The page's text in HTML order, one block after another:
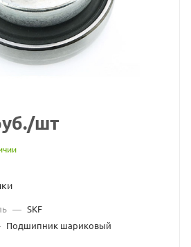
взят
с
сайта
ссылке
сайта
/шт
— SKF
Подшипник шариковый